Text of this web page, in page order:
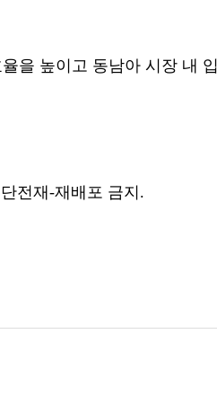
을 높이고 동남아 시장 내 입
전재-재배포 금지.